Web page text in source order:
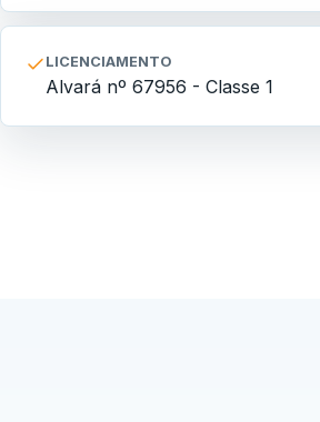
LICENCIAMENTO
Alvará nº 67956 - Classe 1